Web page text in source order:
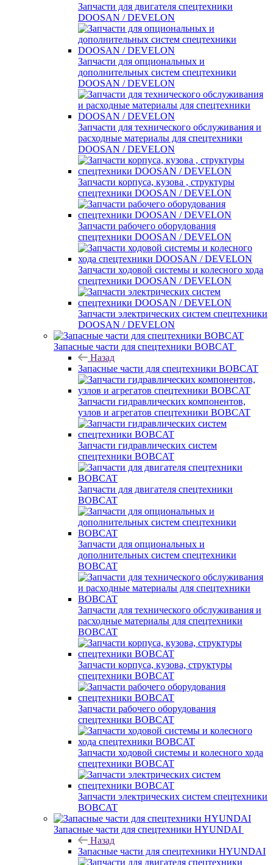
Запчасти для двигателя спецтехники
DOOSAN / DEVELON
Запчасти для опциональных и
дополнительных систем спецтехники
DOOSAN / DEVELON
Запчасти для технического обслуживания и
расходные материалы для спецтехники
DOOSAN / DEVELON
Запчасти корпуса, кузова , структуры
спецтехники DOOSAN / DEVELON
Запчасти рабочего оборудования
спецтехники DOOSAN / DEVELON
Запчасти ходовой системы и колесного хода
спецтехники DOOSAN / DEVELON
Запчасти электрических систем спецтехники
DOOSAN / DEVELON
Запасные части для спецтехники BOBCAT
Назад
Запасные части для спецтехники BOBCAT
Запчасти гидравлических компонентов,
узлов и агрегатов спецтехники BOBCAT
Запчасти гидравлических систем
спецтехники BOBCAT
Запчасти для двигателя спецтехники
BOBCAT
Запчасти для опциональных и
дополнительных систем спецтехники
BOBCAT
Запчасти для технического обслуживания и
расходные материалы для спецтехники
BOBCAT
Запчасти корпуса, кузова, структуры
спецтехники BOBCAT
Запчасти рабочего оборудования
спецтехники BOBCAT
Запчасти ходовой системы и колесного хода
спецтехники BOBCAT
Запчасти электрических систем спецтехники
BOBCAT
Запасные части для спецтехники HYUNDAI
Назад
Запасные части для спецтехники HYUNDAI